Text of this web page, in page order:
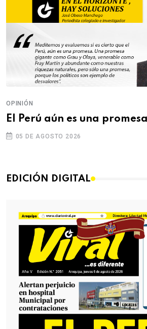
OPINIÓN
El Perú aún es una promesa
05 DE AGOSTO 2026
EDICIÓN DIGITAL